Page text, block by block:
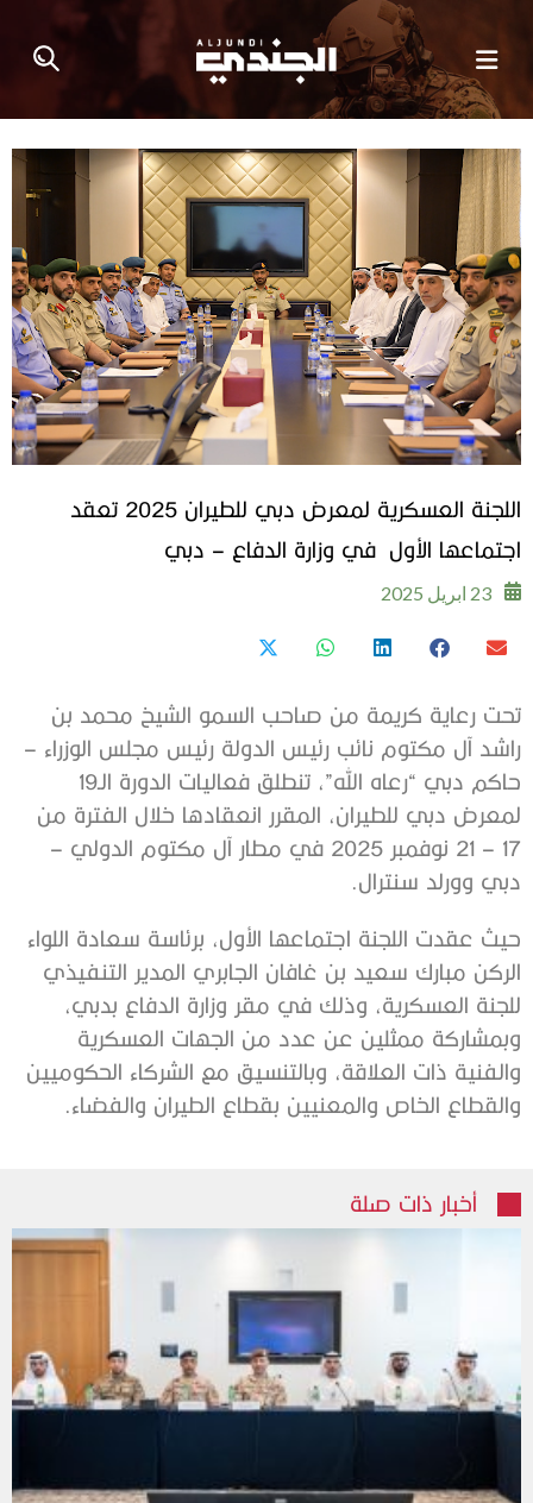
اللجنة العسكرية لمعرض دبي للطيران 2025 تعقد
اجتماعها الأول في وزارة الدفاع – دبي
23 ابريل 2025
تحت رعاية كريمة من صاحب السمو الشيخ محمد بن
راشد آل مكتوم نائب رئيس الدولة رئيس مجلس الوزراء –
حاكم دبي “رعاه الله”، تنطلق فعاليات الدورة الـ19
لمعرض دبي للطيران، المقرر انعقادها خلال الفترة من
17 – 21 نوفمبر 2025 في مطار آل مكتوم الدولي –
دبي وورلد سنترال.
حيث عقدت اللجنة اجتماعها الأول، برئاسة سعادة اللواء
الركن مبارك سعيد بن غافان الجابري المدير التنفيذي
للجنة العسكرية، وذلك في مقر وزارة الدفاع بدبي،
وبمشاركة ممثلين عن عدد من الجهات العسكرية
والفنية ذات العلاقة، وبالتنسيق مع الشركاء الحكوميين
والقطاع الخاص والمعنيين بقطاع الطيران والفضاء.
أخبار ذات صلة